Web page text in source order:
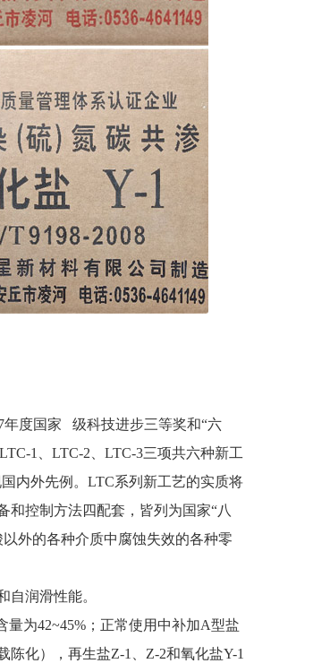
度国家 级科技进步三等奖和“六
1、LTC-2、LTC-3三项共六种新工
内外先例。LTC系列新工艺的实质将
控制方法四配套，皆列为国家“八
外的各种介质中腐蚀失效的各种零
润滑性能。
为42~45%；正常使用中补加A型盐
陈化），再生盐Z-1、Z-2和氧化盐Y-1